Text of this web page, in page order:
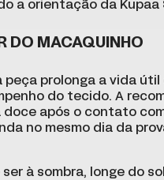
a orientação da Kupaa
DO MACAQUINHO
peça prolonga a vida útil
do tecido. A
doce após o contato
no mesmo dia da
à sombra, longe do